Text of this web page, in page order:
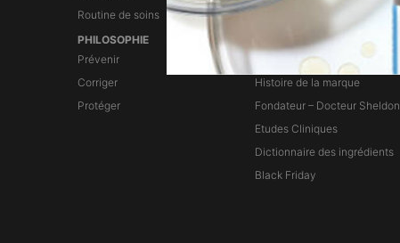
Routine de soins
PHILOSOPHIE
Prévenir
Corriger
Protéger
LA MARQUE
La marque
Histoire de la marque
Fondateur – Docteur Sheldon
Etudes Cliniques
Dictionnaire des ingrédients
Black Friday